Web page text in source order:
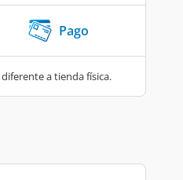
Pago
a tienda física.